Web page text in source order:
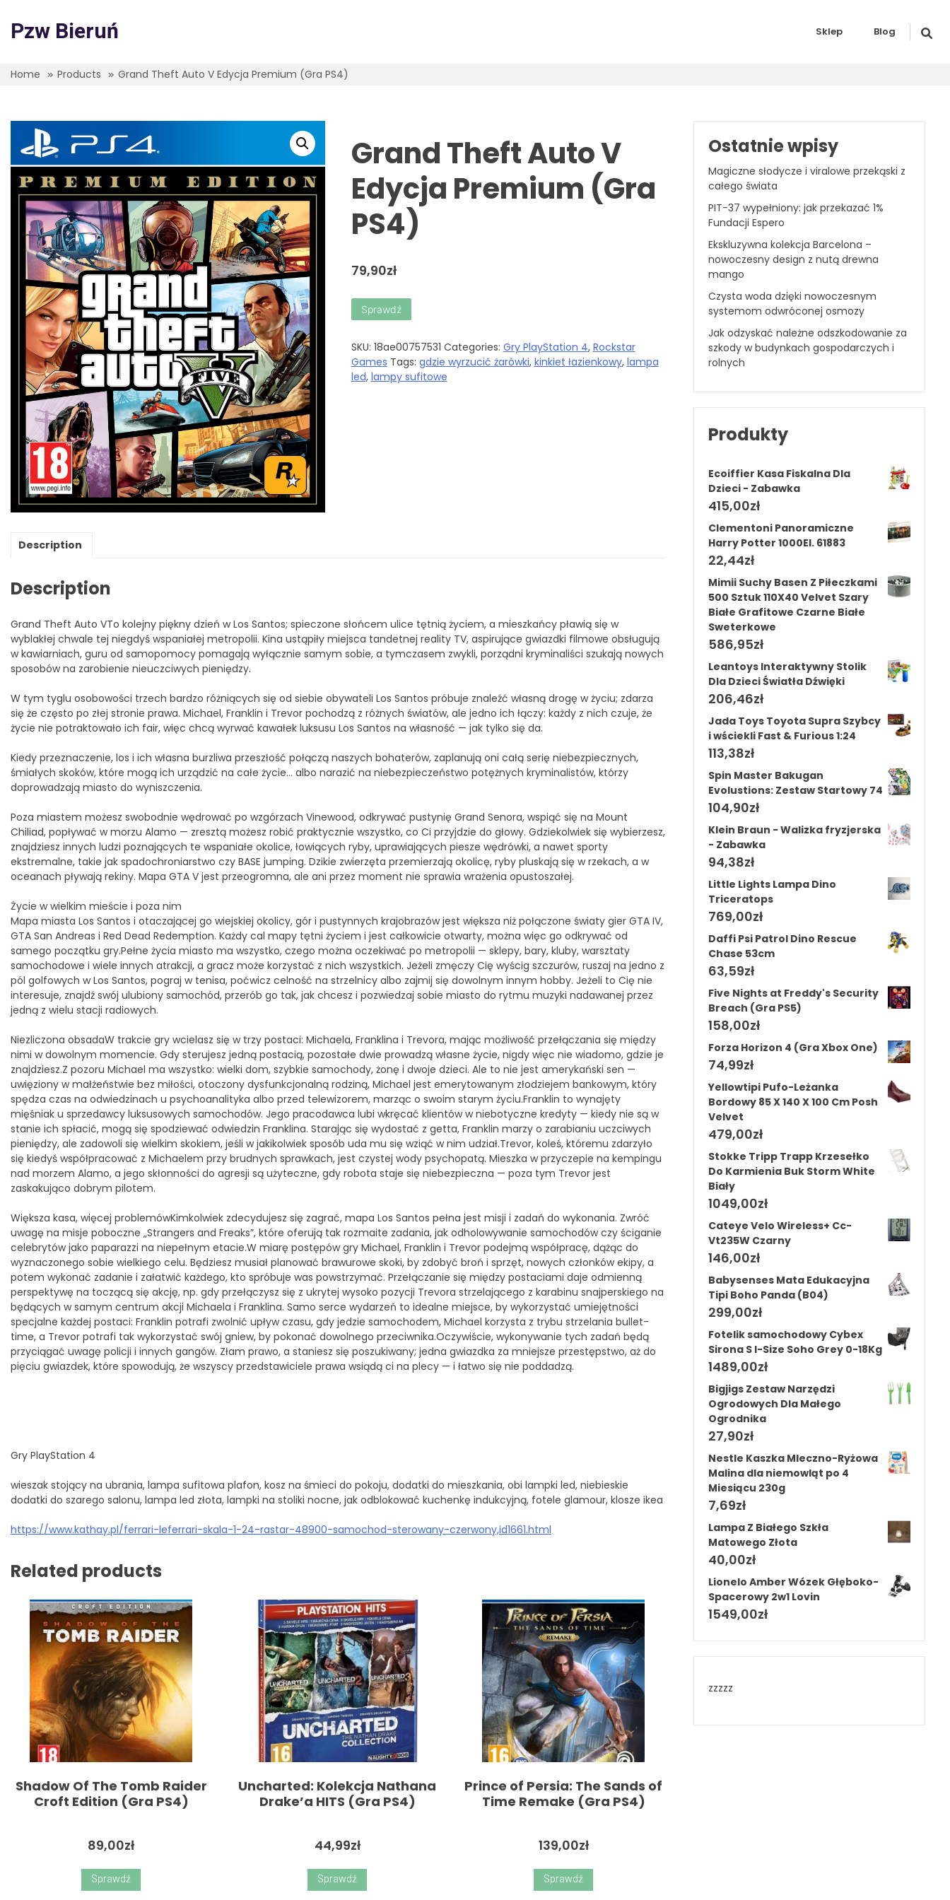
content
Pzw Bieruń Sklep Blog
Home Products Grand Theft Auto V Edycja Premium (Gra PS4)
Grand Theft Auto V
Edycja Premium (Gra
PS4)
79,90zł
Sprawdź
SKU: 18ae00757531 Categories: Gry PlayStation 4, Rockstar
Games Tags: gdzie wyrzucić żarówki, kinkiet łazienkowy, lampa
led, lampy sufitowe
Description
Description
Grand Theft Auto VTo kolejny piękny dzień w Los Santos; spieczone słońcem ulice tętnią życiem, a mieszkańcy pławią się w
wyblakłej chwale tej niegdyś wspaniałej metropolii. Kina ustąpiły miejsca tandetnej reality TV, aspirujące gwiazdki filmowe obsługują
w kawiarniach, guru od samopomocy pomagają wyłącznie samym sobie, a tymczasem zwykli, porządni kryminaliści szukają nowych
sposobów na zarobienie nieuczciwych pieniędzy.
W tym tyglu osobowości trzech bardzo różniących się od siebie obywateli Los Santos próbuje znaleźć własną drogę w życiu; zdarza
się że często po złej stronie prawa. Michael, Franklin i Trevor pochodzą z różnych światów, ale jedno ich łączy: każdy z nich czuje, że
życie nie potraktowało ich fair, więc chcą wyrwać kawałek luksusu Los Santos na własność — jak tylko się da.
Kiedy przeznaczenie, los i ich własna burzliwa przeszłość połączą naszych bohaterów, zaplanują oni całą serię niebezpiecznych,
śmiałych skoków, które mogą ich urządzić na całe życie… albo narazić na niebezpieczeństwo potężnych kryminalistów, którzy
doprowadzają miasto do wyniszczenia.
Poza miastem możesz swobodnie wędrować po wzgórzach Vinewood, odkrywać pustynię Grand Senora, wspiąć się na Mount
Chiliad, popływać w morzu Alamo — zresztą możesz robić praktycznie wszystko, co Ci przyjdzie do głowy. Gdziekolwiek się wybierzesz,
znajdziesz innych ludzi poznających te wspaniałe okolice, łowiących ryby, uprawiających piesze wędrówki, a nawet sporty
ekstremalne, takie jak spadochroniarstwo czy BASE jumping. Dzikie zwierzęta przemierzają okolicę, ryby pluskają się w rzekach, a w
oceanach pływają rekiny. Mapa GTA V jest przeogromna, ale ani przez moment nie sprawia wrażenia opustoszałej.
Życie w wielkim mieście i poza nim
Mapa miasta Los Santos i otaczającej go wiejskiej okolicy, gór i pustynnych krajobrazów jest większa niż połączone światy gier GTA IV,
GTA San Andreas i Red Dead Redemption. Każdy cal mapy tętni życiem i jest całkowicie otwarty, można więc go odkrywać od
samego początku gry.Pełne życia miasto ma wszystko, czego można oczekiwać po metropolii — sklepy, bary, kluby, warsztaty
samochodowe i wiele innych atrakcji, a gracz może korzystać z nich wszystkich. Jeżeli zmęczy Cię wyścig szczurów, ruszaj na jedno z
pól golfowych w Los Santos, pograj w tenisa, poćwicz celność na strzelnicy albo zajmij się dowolnym innym hobby. Jeżeli to Cię nie
interesuje, znajdź swój ulubiony samochód, przerób go tak, jak chcesz i pozwiedzaj sobie miasto do rytmu muzyki nadawanej przez
jedną z wielu stacji radiowych.
Niezliczona obsadaW trakcie gry wcielasz się w trzy postaci: Michaela, Franklina i Trevora, mając możliwość przełączania się między
nimi w dowolnym momencie. Gdy sterujesz jedną postacią, pozostałe dwie prowadzą własne życie, nigdy więc nie wiadomo, gdzie je
znajdziesz.Z pozoru Michael ma wszystko: wielki dom, szybkie samochody, żonę i dwoje dzieci. Ale to nie jest amerykański sen —
uwięziony w małżeństwie bez miłości, otoczony dysfunkcjonalną rodziną, Michael jest emerytowanym złodziejem bankowym, który
spędza czas na odwiedzinach u psychoanalityka albo przed telewizorem, marząc o swoim starym życiu.Franklin to wynajęty
mięśniak u sprzedawcy luksusowych samochodów. Jego pracodawca lubi wkręcać klientów w niebotyczne kredyty — kiedy nie są w
stanie ich spłacić, mogą się spodziewać odwiedzin Franklina. Starając się wydostać z getta, Franklin marzy o zarabianiu uczciwych
pieniędzy, ale zadowoli się wielkim skokiem, jeśli w jakikolwiek sposób uda mu się wziąć w nim udział.Trevor, koleś, któremu zdarzyło
się kiedyś współpracować z Michaelem przy brudnych sprawkach, jest czystej wody psychopatą. Mieszka w przyczepie na kempingu
nad morzem Alamo, a jego skłonności do agresji są użyteczne, gdy robota staje się niebezpieczna — poza tym Trevor jest
zaskakująco dobrym pilotem.
Większa kasa, więcej problemówKimkolwiek zdecydujesz się zagrać, mapa Los Santos pełna jest misji i zadań do wykonania. Zwróć
uwagę na misje poboczne „Strangers and Freaks”, które oferują tak rozmaite zadania, jak odholowywanie samochodów czy ściganie
celebrytów jako paparazzi na niepełnym etacie.W miarę postępów gry Michael, Franklin i Trevor podejmą współpracę, dążąc do
wyznaczonego sobie wielkiego celu. Będziesz musiał planować brawurowe skoki, by zdobyć broń i sprzęt, nowych członków ekipy, a
potem wykonać zadanie i załatwić każdego, kto spróbuje was powstrzymać. Przełączanie się między postaciami daje odmienną
perspektywę na toczącą się akcję, np. gdy przełączysz się z ukrytej wysoko pozycji Trevora strzelającego z karabinu snajperskiego na
będących w samym centrum akcji Michaela i Franklina. Samo serce wydarzeń to idealne miejsce, by wykorzystać umiejętności
specjalne każdej postaci: Franklin potrafi zwolnić upływ czasu, gdy jedzie samochodem, Michael korzysta z trybu strzelania bullet-
time, a Trevor potrafi tak wykorzystać swój gniew, by pokonać dowolnego przeciwnika.Oczywiście, wykonywanie tych zadań będą
przyciągać uwagę policji i innych gangów. Złam prawo, a staniesz się poszukiwany; jedna gwiazdka za mniejsze przestępstwo, aż do
pięciu gwiazdek, które spowodują, że wszyscy przedstawiciele prawa wsiądą ci na plecy — i łatwo się nie poddadzą.
Gry PlayStation 4
wieszak stojący na ubrania, lampa sufitowa plafon, kosz na śmieci do pokoju, dodatki do mieszkania, obi lampki led, niebieskie
dodatki do szarego salonu, lampa led złota, lampki na stoliki nocne, jak odblokować kuchenkę indukcyjną, fotele glamour, klosze ikea
https://www.kathay.pl/ferrari-leferrari-skala-1-24-rastar-48900-samochod-sterowany-czerwony,id1661.html
Related products
Shadow Of The Tomb Raider
Croft Edition (Gra PS4)
89,00zł
Sprawdź
Uncharted: Kolekcja Nathana
Drake’a HITS (Gra PS4)
44,99zł
Sprawdź
Prince of Persia: The Sands of
Time Remake (Gra PS4)
139,00zł
Sprawdź
Ostatnie wpisy
Magiczne słodycze i viralowe przekąski z
całego świata
PIT-37 wypełniony: jak przekazać 1%
Fundacji Espero
Ekskluzywna kolekcja Barcelona –
nowoczesny design z nutą drewna
mango
Czysta woda dzięki nowoczesnym
systemom odwróconej osmozy
Jak odzyskać należne odszkodowanie za
szkody w budynkach gospodarczych i
rolnych
Produkty
Ecoiffier Kasa Fiskalna Dla
Dzieci - Zabawka
415,00zł
Clementoni Panoramiczne
Harry Potter 1000El. 61883
22,44zł
Mimii Suchy Basen Z Piłeczkami
500 Sztuk 110X40 Velvet Szary
Białe Grafitowe Czarne Białe
Sweterkowe
586,95zł
Leantoys Interaktywny Stolik
Dla Dzieci Światła Dźwięki
206,46zł
Jada Toys Toyota Supra Szybcy
i wściekli Fast & Furious 1:24
113,38zł
Spin Master Bakugan
Evolustions: Zestaw Startowy 74
104,90zł
Klein Braun - Walizka fryzjerska
- Zabawka
94,38zł
Little Lights Lampa Dino
Triceratops
769,00zł
Daffi Psi Patrol Dino Rescue
Chase 53cm
63,59zł
Five Nights at Freddy's Security
Breach (Gra PS5)
158,00zł
Forza Horizon 4 (Gra Xbox One)
74,99zł
Yellowtipi Pufo-Leżanka
Bordowy 85 X 140 X 100 Cm Posh
Velvet
479,00zł
Stokke Tripp Trapp Krzesełko
Do Karmienia Buk Storm White
Biały
1049,00zł
Cateye Velo Wireless+ Cc-
Vt235W Czarny
146,00zł
Babysenses Mata Edukacyjna
Tipi Boho Panda (B04)
299,00zł
Fotelik samochodowy Cybex
Sirona S I-Size Soho Grey 0-18Kg
1489,00zł
Bigjigs Zestaw Narzędzi
Ogrodowych Dla Małego
Ogrodnika
27,90zł
Nestle Kaszka Mleczno-Ryżowa
Malina dla niemowląt po 4
Miesiącu 230g
7,69zł
Lampa Z Białego Szkła
Matowego Złota
40,00zł
Lionelo Amber Wózek Głęboko-
Spacerowy 2w1 Lovin
1549,00zł
zzzzz